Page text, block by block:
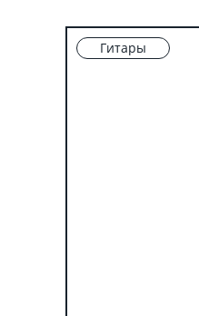
Гитары